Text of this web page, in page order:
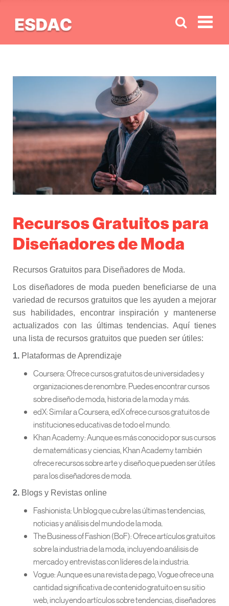
Recursos Gratuitos para
Diseñadores de Moda
Recursos Gratuitos para Diseñadores de Moda.
Los diseñadores de moda pueden beneficiarse de una
variedad de recursos gratuitos que les ayuden a mejorar
sus habilidades, encontrar inspiración y mantenerse
actualizados con las últimas tendencias. Aquí tienes
una lista de recursos gratuitos que pueden ser útiles:
1. Plataformas de Aprendizaje
Coursera: Ofrece cursos gratuitos de universidades y
organizaciones de renombre. Puedes encontrar cursos
sobre diseño de moda, historia de la moda y más.
edX: Similar a Coursera, edX ofrece cursos gratuitos de
instituciones educativas de todo el mundo.
Khan Academy: Aunque es más conocido por sus cursos
de matemáticas y ciencias, Khan Academy también
ofrece recursos sobre arte y diseño que pueden ser útiles
para los diseñadores de moda.
2. Blogs y Revistas online
Fashionista: Un blog que cubre las últimas tendencias,
noticias y análisis del mundo de la moda.
The Business of Fashion (BoF): Ofrece artículos gratuitos
sobre la industria de la moda, incluyendo análisis de
mercado y entrevistas con líderes de la industria.
Vogue: Aunque es una revista de pago, Vogue ofrece una
cantidad significativa de contenido gratuito en su sitio
web, incluyendo artículos sobre tendencias, diseñadores